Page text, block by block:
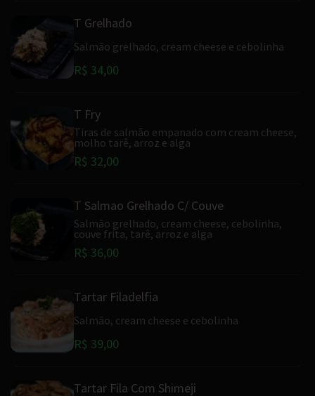
T Grelhado
Salmão grelhado, cream cheese e cebolinha
R$ 34,00
T Fry
Tiras de salmão empanado com cream cheese,
molho tarê, arroz e alga
R$ 32,00
T Salmao Grelhado C/ Couve
Salmão grelhado, cream cheese, cebolinha,
couve frita, tarê, arroz e alga
R$ 36,00
Tartar Filadelfia
Salmão, cream cheese e cebolinha
R$ 39,00
Tartar Fila Com Shimeji